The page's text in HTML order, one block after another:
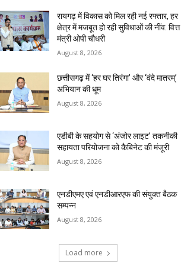
रायगढ़ में विकास को मिल रही नई रफ्तार, हर
क्षेत्र में मजबूत हो रही सुविधाओं की नींव: वित्त
मंत्री ओपी चौधरी
August 8, 2026
छत्तीसगढ़ में ‘हर घर तिरंगा’ और ‘वंदे मातरम्’
अभियान की धूम
August 8, 2026
एडीबी के सहयोग से ‘अंजोर लाइट’ तकनीकी
सहायता परियोजना को कैबिनेट की मंजूरी
August 8, 2026
एनडीएमए एवं एनडीआरएफ की संयुक्त बैठक
सम्पन्न
August 8, 2026
Load more